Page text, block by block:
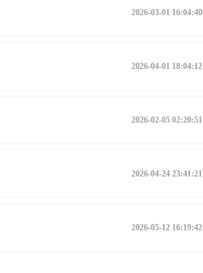
2026-03-01 16:04:40
2026-04-01 18:04:12
2026-02-05 02:20:51
2026-04-24 23:41:21
2026-05-12 16:19:42